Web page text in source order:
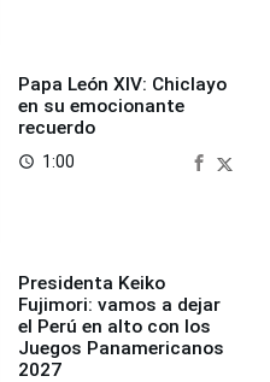
Papa León XIV: Chiclayo
en su emocionante
recuerdo
access_time 1:00
Presidenta Keiko
Fujimori: vamos a dejar
el Perú en alto con los
Juegos Panamericanos
2027